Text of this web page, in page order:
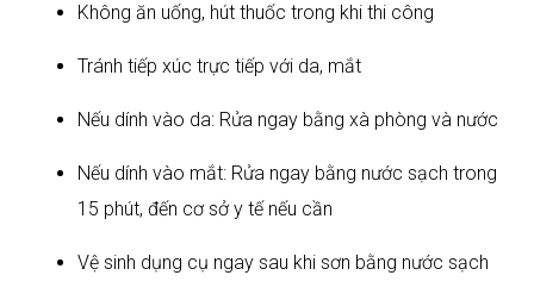
Không ăn uống, hút thuốc trong khi thi công
Tránh tiếp xúc trực tiếp với da, mắt
Nếu dính vào da: Rửa ngay bằng xà phòng và nước
Nếu dính vào mắt: Rửa ngay bằng nước sạch trong
15 phút, đến cơ sở y tế nếu cần
Vệ sinh dụng cụ ngay sau khi sơn bằng nước sạch​​